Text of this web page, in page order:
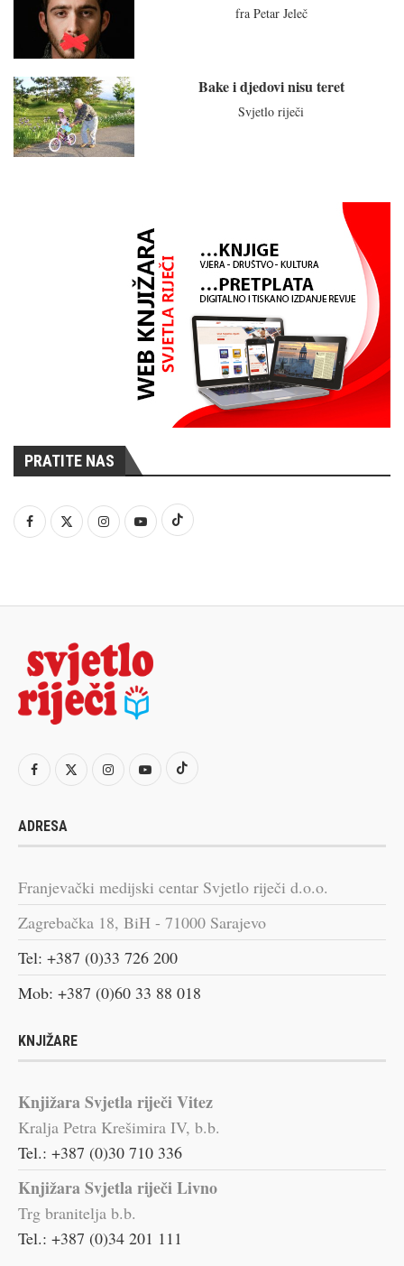
fra Petar Jeleč
Bake i djedovi nisu teret
Svjetlo riječi
PRATITE NAS
ADRESA
Franjevački medijski centar Svjetlo riječi d.o.o.
Zagrebačka 18, BiH - 71000 Sarajevo
Tel: +387 (0)33 726 200
Mob: +387 (0)60 33 88 018
KNJIŽARE
Knjižara Svjetla riječi Vitez
Kralja Petra Krešimira IV, b.b.
Tel.: +387 (0)30 710 336
Knjižara Svjetla riječi Livno
Trg branitelja b.b.
Tel.: +387 (0)34 201 111